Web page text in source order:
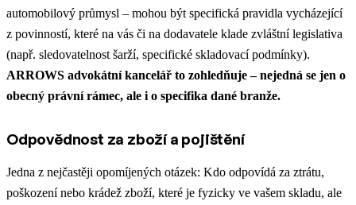
automobilový průmysl – mohou být specifická pravidla vycházející
z povinností, které na vás či na dodavatele klade zvláštní legislativa
(např. sledovatelnost šarží, specifické skladovací podmínky).
ARROWS advokátní kancelář to zohledňuje – nejedná se jen o
obecný právní rámec, ale i o specifika dané branže.
Odpovědnost za zboží a pojištění
Jedna z nejčastěji opomíjených otázek: Kdo odpovídá za ztrátu,
poškození nebo krádež zboží, které je fyzicky ve vašem skladu, ale